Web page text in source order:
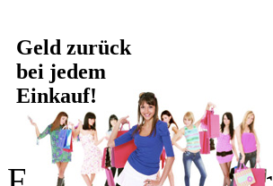
Geld zurück
bei jedem
Einkauf!